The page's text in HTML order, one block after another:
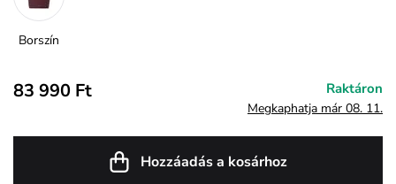
Borszín
83 990 Ft Raktáron
Megkaphatja már 08. 11.
Hozzáadás a kosárhoz